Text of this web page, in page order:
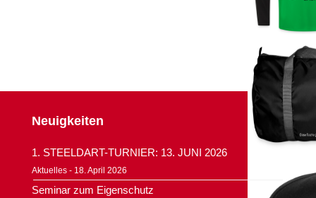
Neuigkeiten
1. STEELDART-TURNIER: 13. JUNI 2026
Aktuelles - 18. April 2026
Seminar zum Eigenschutz